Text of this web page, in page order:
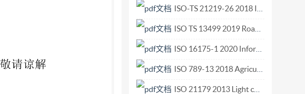
ISO-TS 21219-26 2018 Intelligent transport systems Traffic and travel information via transport protocol experts group generation 2 (TPEG2) Part 26 Vigilance location information (TPEG2-VLI).pdf
ISO TS 13499 2019 Road vehicles — Multimedia data exchange format for impact tests.pdf
ISO 16175-1 2020 Information and documentation Processes and functional requirements for software for managing records Part 1 Functional requirements and associated guidance for any applications tha.pdf
ISO 789-13 2018 Agricultural tractors Test procedures Part 13 Vocabulary and specimen test report.pdf
ISO 21179 2013 Light conveyor belts — Determination of the electrostatic field generated by a running light conveyor belt.pdf